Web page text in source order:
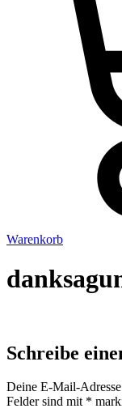
Warenkorb
Schreibe
Deine E-Mail-
Felder sind mit *